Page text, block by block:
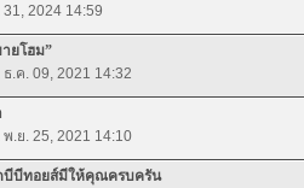
2024 14:59
ยโฮม”
.ค. 09, 2021 14:32
.ย. 25, 2021 14:10
บีบีทอยส์มีให้คุณครบครัน